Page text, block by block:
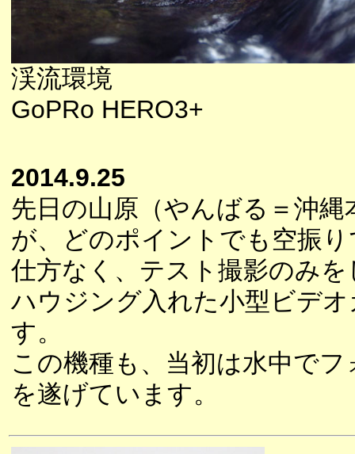
渓流環境
GoPRo HERO3+
2014.9.25
先日の山原（やんばる＝沖
が、どのポイントでも空振
仕方なく、テスト撮影のみ
ハウジング入れた小型ビデ
す。
この機種も、当初は水中で
を遂げています。